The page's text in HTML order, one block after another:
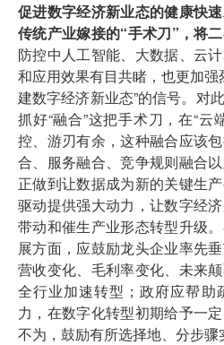
促进数字经济新业态的健康快
传统产业嫁接的“手术刀”，将
防控中人工智能、大数据、云
和应用效果有目共睹，也更加强
建数字经济新业态”的信号。对
抓好“融合”这把手术刀，在“云
控、游刃有余，这种融合应该
合、服务融合、竞争规则融合
正做到让数据成为新的关键生
驱动提供强大动力，让数字经
带动和催生产业形态转型升级
展方面，应鼓励龙头企业率先
营收变化、毛利率变化、未来
全行业加速转型；政府应帮助
力，在数字化转型初期给予一
不为，鼓励有所选择地、分步骤